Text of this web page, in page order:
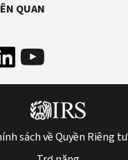
QUAN
sách về Quyền Riêng tư